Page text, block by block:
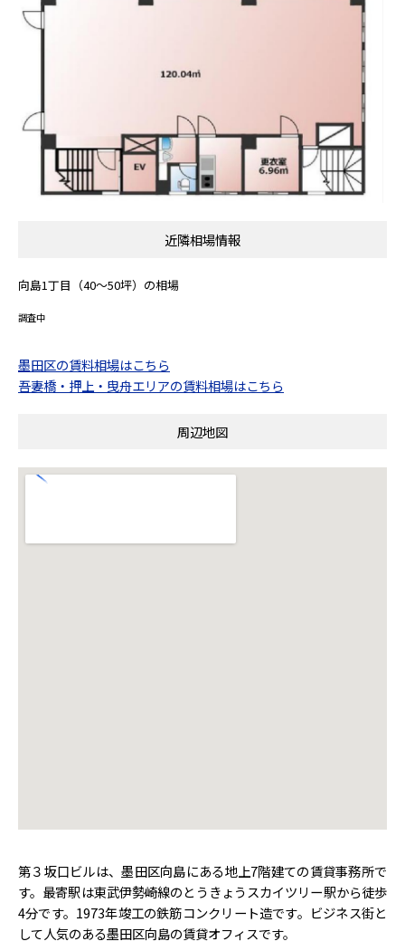
近隣相場情報
向島1丁目（40～50坪）の相場
調査中
墨田区の賃料相場はこちら
吾妻橋・押上・曳舟エリアの賃料相場はこちら
周辺地図
第３坂口ビルは、墨田区向島にある地上7階建ての賃貸事務所で
す。最寄駅は東武伊勢崎線のとうきょうスカイツリー駅から徒歩
4分です。1973年竣工の鉄筋コンクリート造です。ビジネス街と
して人気のある墨田区向島の賃貸オフィスです。